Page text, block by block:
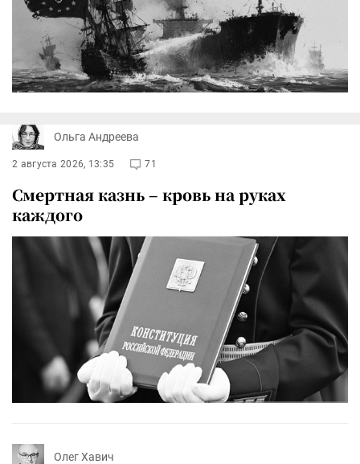
Ольга Андреева
2 августа 2026, 13:35 71
Смертная казнь – кровь на руках
каждого
Олег Хавич